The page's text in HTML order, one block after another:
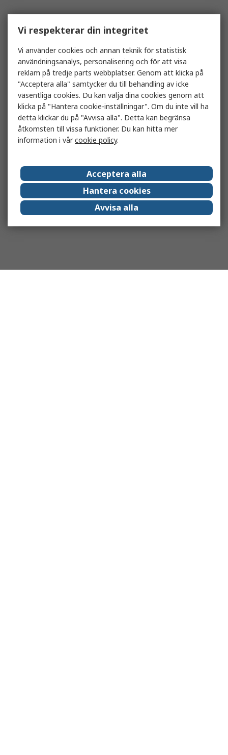
Vi respekterar din integritet
Vi använder cookies och annan teknik för statistisk
användningsanalys, personalisering och för att visa
reklam på tredje parts webbplatser. Genom att klicka på
"Acceptera alla" samtycker du till behandling av icke
väsentliga cookies. Du kan välja dina cookies genom att
klicka på "Hantera cookie-inställningar". Om du inte vill ha
detta klickar du på "Avvisa alla". Detta kan begränsa
åtkomsten till vissa funktioner. Du kan hitta mer
information i vårcookie policy.
Acceptera alla
Hantera cookies
Avvisa alla